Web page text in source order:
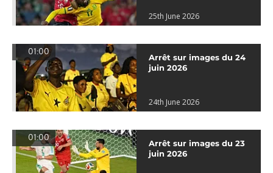
25th June 2026
01:00
Arrêt sur images du 24
juin 2026
24th June 2026
01:00
Arrêt sur images du 23
juin 2026